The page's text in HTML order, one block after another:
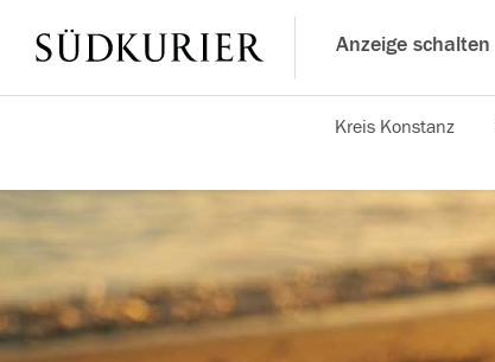
Anzeige schalten
Kreis Konstanz